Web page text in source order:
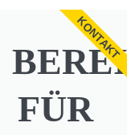
FÜR
KONTAKT